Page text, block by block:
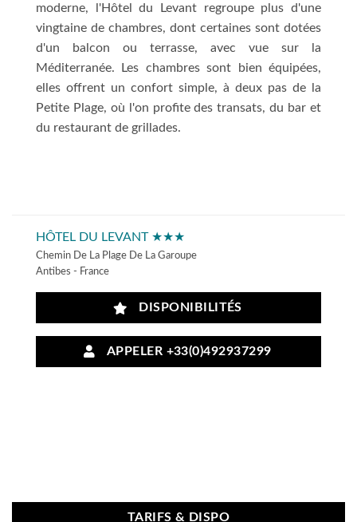
moderne, l'Hôtel du Levant regroupe plus d'une
vingtaine de chambres, dont certaines sont dotées
d'un balcon ou terrasse, avec vue sur la
Méditerranée. Les chambres sont bien équipées,
elles offrent un confort simple, à deux pas de la
Petite Plage, où l'on profite des transats, du bar et
du restaurant de grillades.
HÔTEL DU LEVANT ★★★
Chemin De La Plage De La Garoupe
Antibes - France
DISPONIBILITÉS
APPELER +33(0)492937299
TARIFS & DISPO